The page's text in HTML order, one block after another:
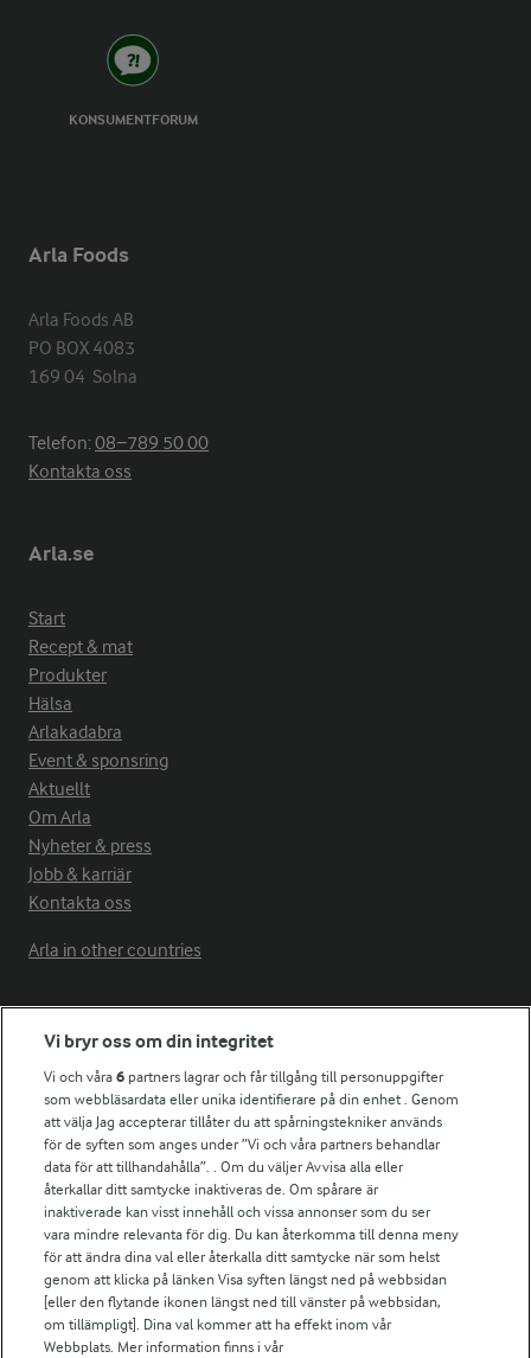
KONSUMENTFORUM
Arla Foods
Arla Foods AB
PO BOX 4083
169 04  Solna
Telefon:08−789 50 00
Kontakta oss
Arla.se
Start
Recept & mat
Produkter
Hälsa
Arlakadabra
Event & sponsring
Aktuellt
Om Arla
Nyheter & press
Jobb & karriär
Kontakta oss
Arla in other countries
Fler Arlasajter
För ägare
Arlas kundportal
Arla.com
Falbygdens Ost
Arla webbshop
Bildbank
Följ oss
Vi bryr oss om din integritet
Vi och våra6 partners lagrar och får tillgång till personuppgifter
som webbläsardata eller unika identifierare på din enhet . Genom
att välja Jag accepterar tillåter du att spårningstekniker används
för de syften som anges under ”Vi och våra partners behandlar
data för att tillhandahålla”. . Om du väljer Avvisa alla eller
återkallar ditt samtycke inaktiveras de. Om spårare är
inaktiverade kan visst innehåll och vissa annonser som du ser
vara mindre relevanta för dig. Du kan återkomma till denna meny
för att ändra dina val eller återkalla ditt samtycke när som helst
genom att klicka på länken Visa syften längst ned på webbsidan
[eller den flytande ikonen längst ned till vänster på webbsidan,
om tillämpligt]. Dina val kommer att ha effekt inom vår
Webbplats. Mer information finns i vår